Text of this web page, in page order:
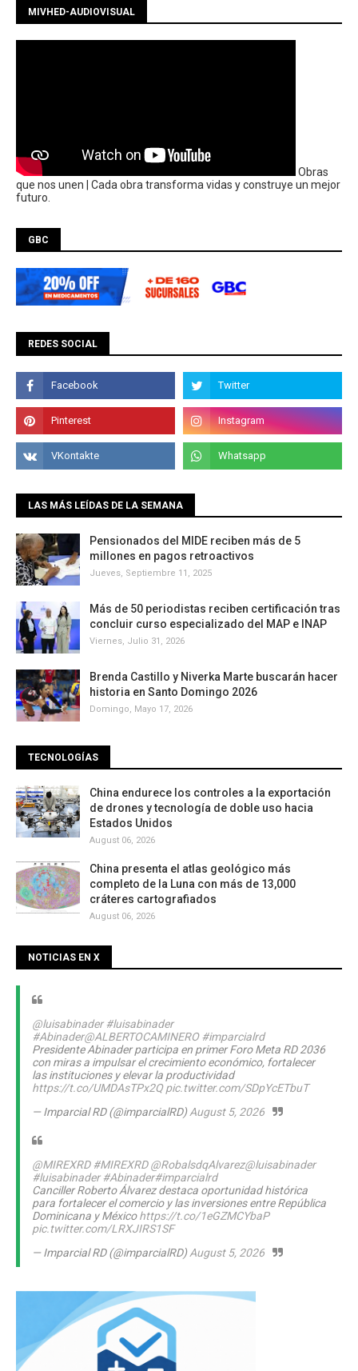
MIVHED-AUDIOVISUAL
Obras
que nos unen | Cada obra transforma vidas y construye un mejor
futuro.
GBC
REDES SOCIAL
LAS MÁS LEÍDAS DE LA SEMANA
Pensionados del MIDE reciben más de 5
millones en pagos retroactivos
Jueves, Septiembre 11, 2025
Más de 50 periodistas reciben certificación tras
concluir curso especializado del MAP e INAP
Viernes, Julio 31, 2026
Brenda Castillo y Niverka Marte buscarán hacer
historia en Santo Domingo 2026
Domingo, Mayo 17, 2026
TECNOLOGÍAS
China endurece los controles a la exportación
de drones y tecnología de doble uso hacia
Estados Unidos
August 06, 2026
China presenta el atlas geológico más
completo de la Luna con más de 13,000
cráteres cartografiados
August 06, 2026
NOTICIAS EN X
@luisabinader #luisabinader
#Abinader@ALBERTOCAMINERO #imparcialrd
Presidente Abinader participa en primer Foro Meta RD 2036
con miras a impulsar el crecimiento económico, fortalecer
las instituciones y elevar la productividad
https://t.co/UMDAsTPx2Q pic.twitter.com/SDpYcETbuT
— Imparcial RD (@imparcialRD)August 5, 2026
@MIREXRD #MIREXRD @RobalsdqAlvarez@luisabinader
#luisabinader #Abinader#imparcialrd
Canciller Roberto Álvarez destaca oportunidad histórica
para fortalecer el comercio y las inversiones entre República
Dominicana y Méxicohttps://t.co/1eGZMCYbaP
pic.twitter.com/LRXJIRS1SF
— Imparcial RD (@imparcialRD)August 5, 2026